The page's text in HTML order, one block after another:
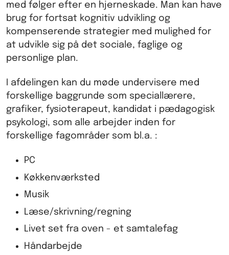
med følger efter en hjerneskade. Man kan have
brug for fortsat kognitiv udvikling og
kompenserende strategier med mulighed for
at udvikle sig på det sociale, faglige og
personlige plan.
I afdelingen kan du møde undervisere med
forskellige baggrunde som speciallærere,
grafiker, fysioterapeut, kandidat i pædagogisk
psykologi, som alle arbejder inden for
forskellige fagområder som bl.a. :
PC
Køkkenværksted
Musik
Læse/skrivning/regning
Livet set fra oven - et samtalefag
Håndarbejde